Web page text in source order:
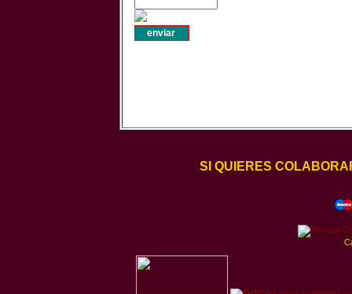
SI QUIERES